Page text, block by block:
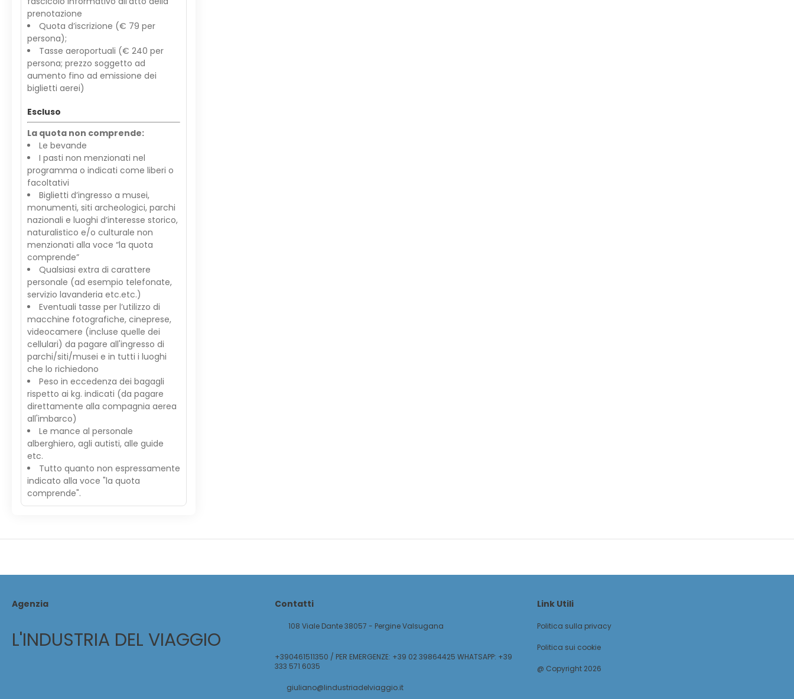
prenotazione
Quota d’iscrizione (€ 79 per
persona);
Tasse aeroportuali (€ 240 per
persona; prezzo soggetto ad
aumento fino ad emissione dei
biglietti aerei)
Escluso
La quota non comprende:
Le bevande
I pasti non menzionati nel
programma o indicati come liberi o
facoltativi
Biglietti d’ingresso a musei,
monumenti, siti archeologici, parchi
nazionali e luoghi d’interesse storico,
naturalistico e/o culturale non
menzionati alla voce “la quota
comprende”
Qualsiasi extra di carattere
personale (ad esempio telefonate,
servizio lavanderia etc.etc.)
Eventuali tasse per l’utilizzo di
macchine fotografiche, cineprese,
videocamere (incluse quelle dei
cellulari) da pagare all'ingresso di
parchi/siti/musei e in tutti i luoghi
che lo richiedono
Peso in eccedenza dei bagagli
rispetto ai kg. indicati (da pagare
direttamente alla compagnia aerea
all'imbarco)
Le mance al personale
alberghiero, agli autisti, alle guide
etc.
Tutto quanto non espressamente
indicato alla voce "la quota
comprende".
Agenzia
L'INDUSTRIA DEL VIAGGIO
Contatti
108 Viale Dante 38057 - Pergine Valsugana
+390461511350 / PER EMERGENZE: +39 02 39864425 WHATSAPP: +39
333 571 6035
giuliano@lindustriadelviaggio.it
Link Utili
Politica sulla privacy
Politica sui cookie
@ Copyright 2026